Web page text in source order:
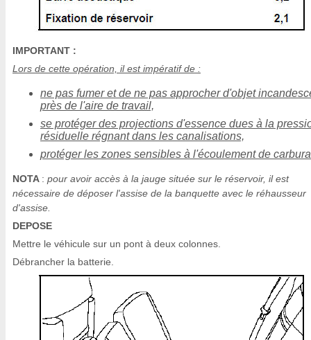
IMPORTANT :
Lors de cette opération, il est impératif de :
ne pas fumer et de ne pas approcher d'objet
près de l'aire de travail,
se protéger des projections d'essence dues à la
résiduelle régnant dans les canalisations,
protéger les zones sensibles à l'écoulement de
NOTA : pour avoir accès à la jauge située sur le réservoir, il est
nécessaire de déposer l'assise de la banquette avec le réhausseur
d'assise.
DEPOSE
Mettre le véhicule sur un pont à deux colonnes.
Débrancher la batterie.